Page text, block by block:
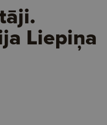
Liepiņa